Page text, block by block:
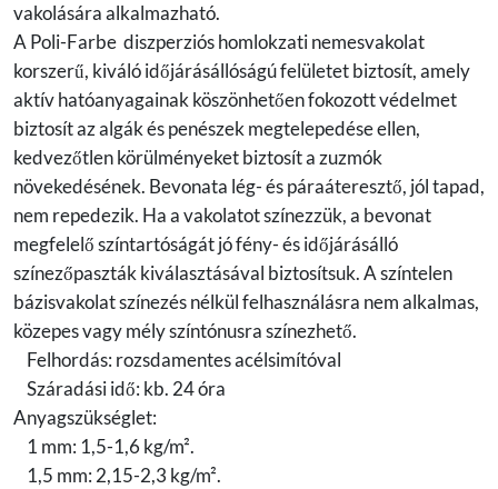
vakolására alkalmazható.
A Poli-Farbe diszperziós homlokzati nemesvakolat
korszerű, kiváló időjárásállóságú felületet biztosít, amely
aktív hatóanyagainak köszönhetően fokozott védelmet
biztosít az algák és penészek megtelepedése ellen,
kedvezőtlen körülményeket biztosít a zuzmók
növekedésének. Bevonata lég- és páraáteresztő, jól tapad,
nem repedezik. Ha a vakolatot színezzük, a bevonat
megfelelő színtartóságát jó fény- és időjárásálló
színezőpaszták kiválasztásával biztosítsuk. A színtelen
bázisvakolat színezés nélkül felhasználásra nem alkalmas,
közepes vagy mély színtónusra színezhető.
Felhordás: rozsdamentes acélsimítóval
Száradási idő: kb. 24 óra
Anyagszükséglet:
1 mm: 1,5-1,6 kg/m².
1,5 mm: 2,15-2,3 kg/m².